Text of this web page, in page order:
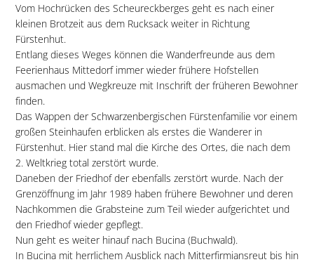
Vom Hochrücken des Scheureckberges geht es nach einer
kleinen Brotzeit aus dem Rucksack weiter in Richtung
Fürstenhut.
Entlang dieses Weges können die Wanderfreunde aus dem
Feerienhaus Mittedorf immer wieder frühere Hofstellen
ausmachen und Wegkreuze mit Inschrift der früheren Bewohner
finden.
Das Wappen der Schwarzenbergischen Fürstenfamilie vor einem
großen Steinhaufen erblicken als erstes die Wanderer in
Fürstenhut. Hier stand mal die Kirche des Ortes, die nach dem
2. Weltkrieg total zerstört wurde.
Daneben der Friedhof der ebenfalls zerstört wurde. Nach der
Grenzöffnung im Jahr 1989 haben frühere Bewohner und deren
Nachkommen die Grabsteine zum Teil wieder aufgerichtet und
den Friedhof wieder gepflegt.
Nun geht es weiter hinauf nach Bucina (Buchwald).
In Bucina mit herrlichem Ausblick nach Mitterfirmiansreut bis hin